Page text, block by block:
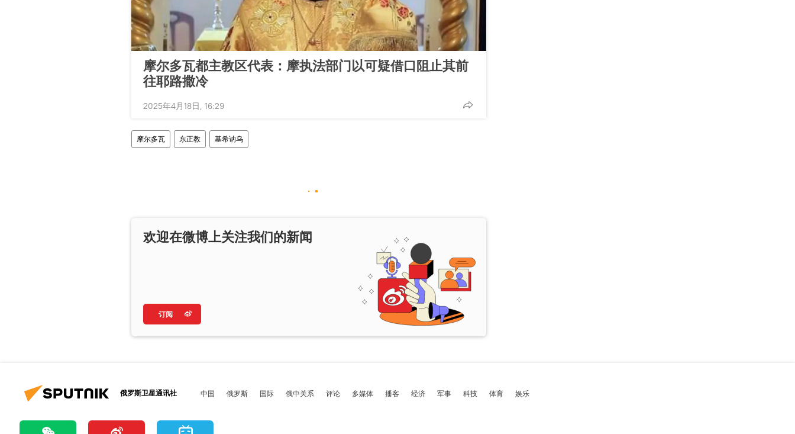
摩尔多瓦都主教区代表：摩执法部门以可疑借口阻止其前
往耶路撒冷
2025年4月18日, 16:29
摩尔多瓦 东正教 基希讷乌
欢迎在微博上关注我们的新闻
订阅
俄罗斯卫星通讯社 中国 俄罗斯 国际 俄中关系 评论 多媒体 播客 经济 军事 科技 体育 娱乐